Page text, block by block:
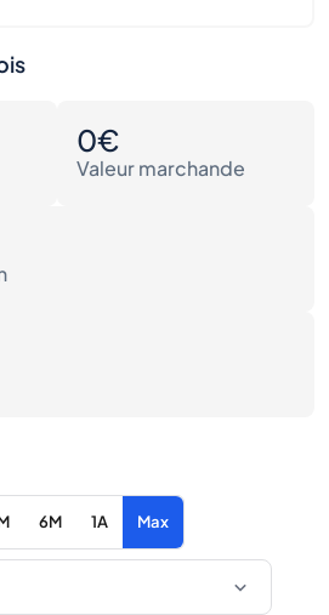
0€
Valeur marchande
6M 1A Max